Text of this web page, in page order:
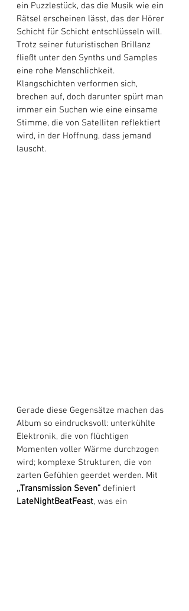
ein Puzzlestück, das die Musik wie ein
Rätsel erscheinen lässt, das der Hörer
Schicht für Schicht entschlüsseln will.
Trotz seiner futuristischen Brillanz
fließt unter den Synths und Samples
eine rohe Menschlichkeit.
Klangschichten verformen sich,
brechen auf, doch darunter spürt man
immer ein Suchen wie eine einsame
Stimme, die von Satelliten reflektiert
wird, in der Hoffnung, dass jemand
lauscht.
Gerade diese Gegensätze machen das
Album so eindrucksvoll: unterkühlte
Elektronik, die von flüchtigen
Momenten voller Wärme durchzogen
wird; komplexe Strukturen, die von
zarten Gefühlen geerdet werden. Mit
,,Transmission Seven” definiert
LateNightBeatFeast, was ein